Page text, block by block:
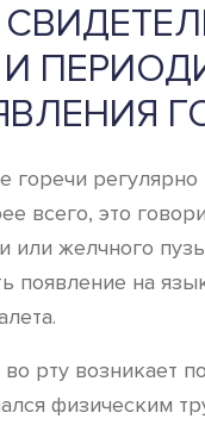
горечи регулярно
всего, это
или желчного
появление на
рту возникает
физическим